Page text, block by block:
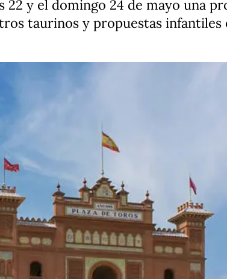
22 y el domingo 24 de mayo una
taurinos y propuestas infantiles